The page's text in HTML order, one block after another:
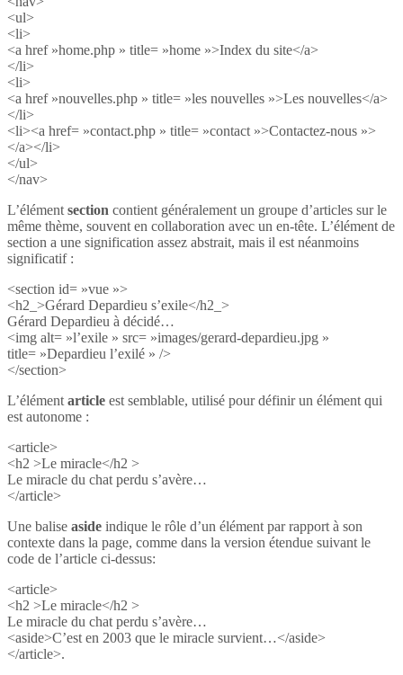
<ul>
<li>
<a href »home.php » title= »home »>Index du site</a>
</li>
<li>
<a href »nouvelles.php » title= »les nouvelles »>Les nouvelles</a>
</li>
<li><a href= »contact.php » title= »contact »>Contactez-nous »>
</a></li>
</ul>
</nav>
L’élément section contient généralement un groupe d’articles sur le
même thème, souvent en collaboration avec un en-tête. L’élément de
section a une signification assez abstrait, mais il est néanmoins
significatif :
<section id= »vue »>
<h2_>Gérard Depardieu s’exile</h2_>
Gérard Depardieu à décidé…
<img alt= »l’exile » src= »images/gerard-depardieu.jpg »
title= »Depardieu l’exilé » />
</section>
L’élément article est semblable, utilisé pour définir un élément qui
est autonome :
<article>
<h2 >Le miracle</h2 >
Le miracle du chat perdu s’avère…
</article>
Une balise aside indique le rôle d’un élément par rapport à son
contexte dans la page, comme dans la version étendue suivant le
code de l’article ci-dessus:
<article>
<h2 >Le miracle</h2 >
Le miracle du chat perdu s’avère…
<aside>C’est en 2003 que le miracle survient…</aside>
</article>.